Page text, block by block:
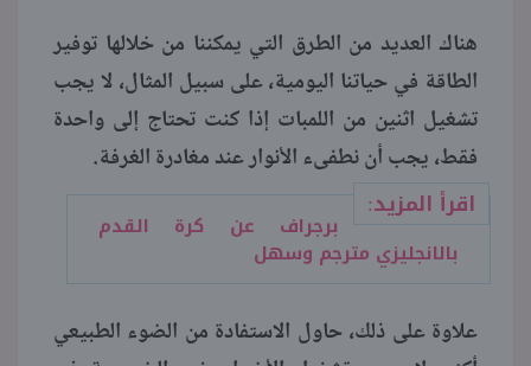
هناك العديد من الطرق التي يمكننا من خلالها توفير
الطاقة في حياتنا اليومية، على سبيل المثال، لا يجب
تشغيل اثنين من اللمبات إذا كنت تحتاج إلى واحدة
فقط، يجب أن نطفىء الأنوار عند مغادرة الغرفة.
اقرأ المزيد:
برجراف عن كرة القدم
بالانجليزي مترجم وسهل
علاوة على ذلك، حاول الاستفادة من الضوء الطبيعي